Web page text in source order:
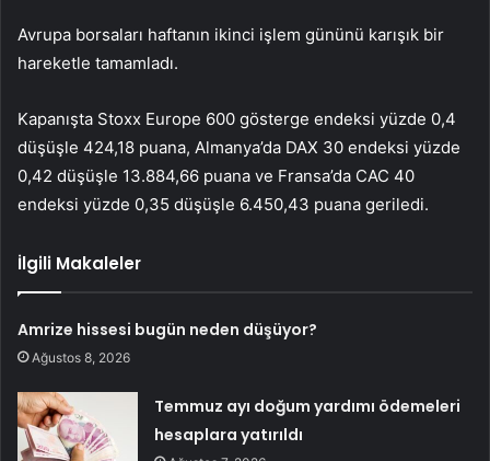
Avrupa borsaları haftanın ikinci işlem gününü karışık bir
hareketle tamamladı.
Kapanışta Stoxx Europe 600 gösterge endeksi yüzde 0,4
düşüşle 424,18 puana, Almanya’da DAX 30 endeksi yüzde
0,42 düşüşle 13.884,66 puana ve Fransa’da CAC 40
endeksi yüzde 0,35 düşüşle 6.450,43 puana geriledi.
İlgili Makaleler
Amrize hissesi bugün neden düşüyor?
Ağustos 8, 2026
Temmuz ayı doğum yardımı ödemeleri
hesaplara yatırıldı